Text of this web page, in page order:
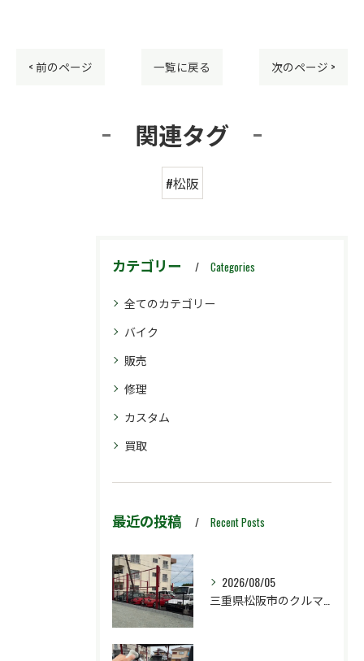
< 前のページ 一覧に戻る 次のページ >
関連タグ
#松阪
カテゴリー Categories
全てのカテゴリー
バイク
販売
修理
カスタム
買取
最近の投稿 Recent Posts
2026/08/05